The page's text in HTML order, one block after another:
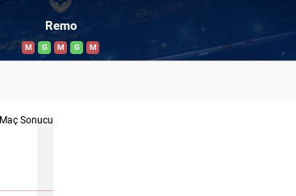
Remo
M G M G M
Maç Sonucu